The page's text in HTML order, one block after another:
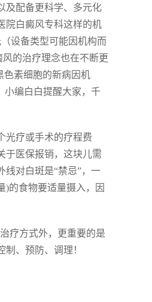
及配备更科学、多元化
院白癜风专科这样的机
设备类型可能因机构而
的治疗理念也在不断更
色素细胞的新病因机
小编白白提醒大家，千
光疗或手术的疗程费
于医保报销，这块儿需
线对白斑是“禁忌”，一
)的食物要适量摄入，因
疗方式外，更重要的是
、预防、调理！